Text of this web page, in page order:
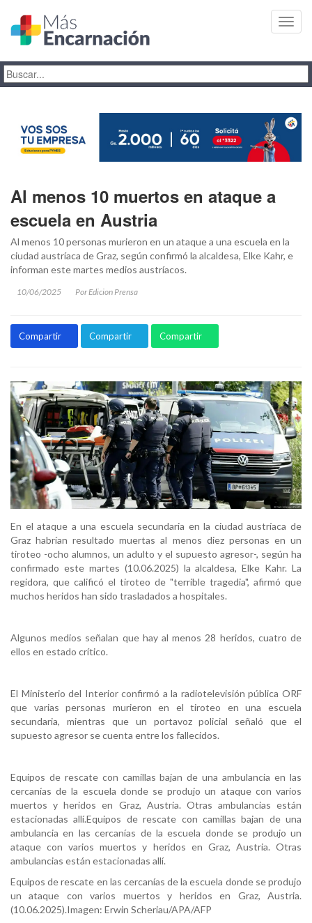
Al menos 10 muertos en ataque a
escuela en Austria
Al menos 10 personas murieron en un ataque a una escuela en la
ciudad austríaca de Graz, según confirmó la alcaldesa, Elke Kahr, e
informan este martes medios austríacos.
10/06/2025 Por Edicion Prensa
Compartir Compartir Compartir
En el ataque a una escuela secundaria en la ciudad austríaca de
Graz habrían resultado muertas al menos diez personas en un
tiroteo -ocho alumnos, un adulto y el supuesto agresor-, según ha
confirmado este martes (10.06.2025) la alcaldesa, Elke Kahr. La
regidora, que calificó el tiroteo de "terrible tragedia", afirmó que
muchos heridos han sido trasladados a hospitales.
Algunos medios señalan que hay al menos 28 heridos, cuatro de
ellos en estado crítico.
El Ministerio del Interior confirmó a la radiotelevisión pública ORF
que varias personas murieron en el tiroteo en una escuela
secundaria, mientras que un portavoz policial señaló que el
supuesto agresor se cuenta entre los fallecidos.
Equipos de rescate con camillas bajan de una ambulancia en las
cercanías de la escuela donde se produjo un ataque con varios
muertos y heridos en Graz, Austria. Otras ambulancias están
estacionadas allí.Equipos de rescate con camillas bajan de una
ambulancia en las cercanías de la escuela donde se produjo un
ataque con varios muertos y heridos en Graz, Austria. Otras
ambulancias están estacionadas allí.
Equipos de rescate en las cercanías de la escuela donde se produjo
un ataque con varios muertos y heridos en Graz, Austria.
(10.06.2025).Imagen: Erwin Scheriau/APA/AFP